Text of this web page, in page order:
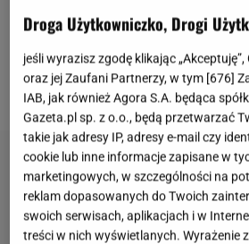
inne, można długo dyskutować.
lat temu polski rząd promował
zachęcał, by Polacy go
ten slogan to prawdziwy
Droga Użytkowniczko, Drogi
jeśli wyrazisz zgodę klikając
oraz jej Zaufani Partnerzy, w tym [676]
IAB, jak również Agora S.A. będąca
Gazeta.pl sp. z o.o., będą przetwarzać
takie jak adresy IP, adresy e-mail czy
cookie lub inne informacje zapisane w
marketingowych, w szczególności na
reklam dopasowanych do Twoich
swoich serwisach, aplikacjach i w
treści w nich wyświetlanych. Wyrażenie